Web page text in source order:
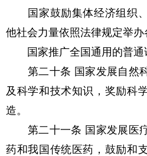
国家鼓励集体经济组织、
他社会力量依照法律规定举办
国家推广全国通用的普通
第二十条 国家发展自然
及科学和技术知识，奖励科
造。
第二十一条 国家发展医疗
药和我国传统医药，鼓励和